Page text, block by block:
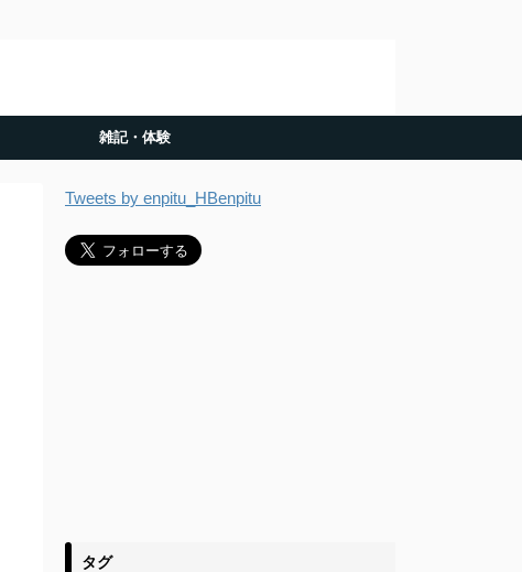
雑記・体験
Tweets by enpitu_HBenpitu
タグ